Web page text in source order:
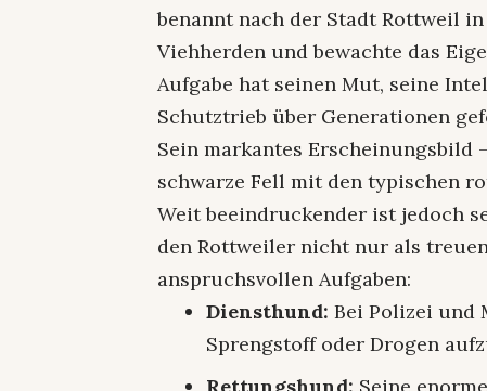
benannt nach der Stadt Rottweil
Viehherden und bewachte das
Aufgabe hat seinen Mut, seine
Schutztrieb über Generationen
Sein markantes Erscheinungsbild
schwarze Fell mit den typischen
Weit beeindruckender ist jedoch
den Rottweiler nicht nur als
anspruchsvollen Aufgaben:
Diensthund: Bei Polizei und
Sprengstoff oder Drogen
Rettungshund: Seine